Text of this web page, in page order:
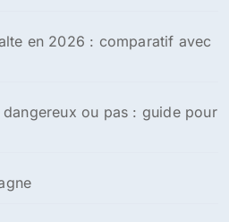
en 2026 : comparatif avec
ou pas : guide pour